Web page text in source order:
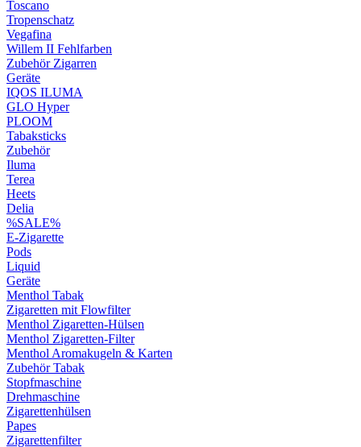
Toscano
Tropenschatz
Vegafina
Willem II Fehlfarben
Zubehör Zigarren
Geräte
IQOS ILUMA
GLO Hyper
PLOOM
Tabaksticks
Zubehör
Iluma
Terea
Heets
Delia
%SALE%
E-Zigarette
Pods
Liquid
Geräte
Menthol Tabak
Zigaretten mit Flowfilter
Menthol Zigaretten-Hülsen
Menthol Zigaretten-Filter
Menthol Aromakugeln & Karten
Zubehör Tabak
Stopfmaschine
Drehmaschine
Zigarettenhülsen
Papes
Zigarettenfilter